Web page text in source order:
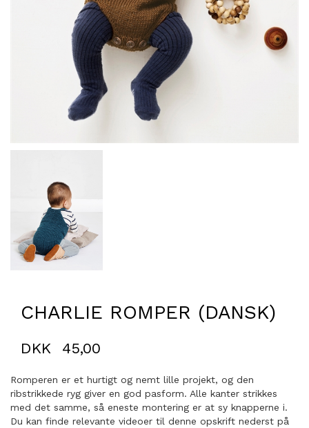
CHARLIE ROMPER (DANSK)
DKK 45,00
Romperen er et hurtigt og nemt lille projekt, og den
ribstrikkede ryg giver en god pasform. Alle kanter strikkes
med det samme, så eneste montering er at sy knapperne i.
Du kan finde relevante videoer til denne opskrift nederst på